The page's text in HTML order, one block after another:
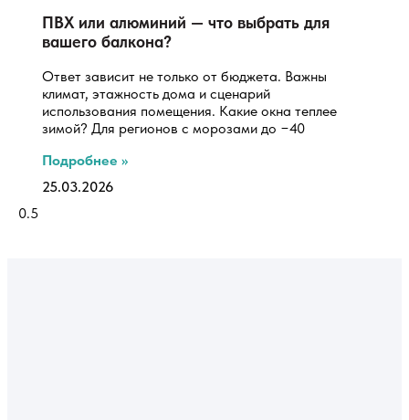
ПВХ или алюминий — что выбрать для
вашего балкона?
Ответ зависит не только от бюджета. Важны
климат, этажность дома и сценарий
использования помещения. Какие окна теплее
зимой? Для регионов с морозами до −40
Подробнее »
25.03.2026